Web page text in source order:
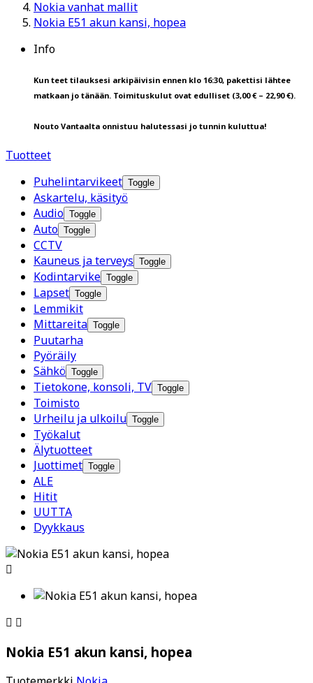
Nokia vanhat mallit
Nokia E51 akun kansi, hopea
Info
Kun teet tilauksesi arkipäivisin ennen klo 16:30, pakettisi lähtee
matkaan jo tänään. Toimituskulut ovat edulliset (3,00 € – 22,90 €).
Nouto Vantaalta onnistuu halutessasi jo tunnin kuluttua!
Tuotteet
Puhelintarvikeet Toggle
Askartelu, käsityö
Audio Toggle
Auto Toggle
CCTV
Kauneus ja terveys Toggle
Kodintarvike Toggle
Lapset Toggle
Lemmikit
Mittareita Toggle
Puutarha
Pyöräily
Sähkö Toggle
Tietokone, konsoli, TV Toggle
Toimisto
Urheilu ja ulkoilu Toggle
Työkalut
Älytuotteet
Juottimet Toggle
ALE
Hitit
UUTTA
Dyykkaus

 
Nokia E51 akun kansi, hopea